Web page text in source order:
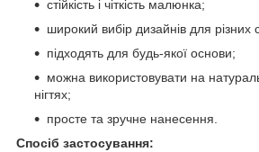
стійкість і чіткість малюнка;
широкий вибір дизайнів для різних
підходять для будь-якої основи;
можна використовувати на
нігтях;
просте та зручне нанесення.
Спосіб застосування: